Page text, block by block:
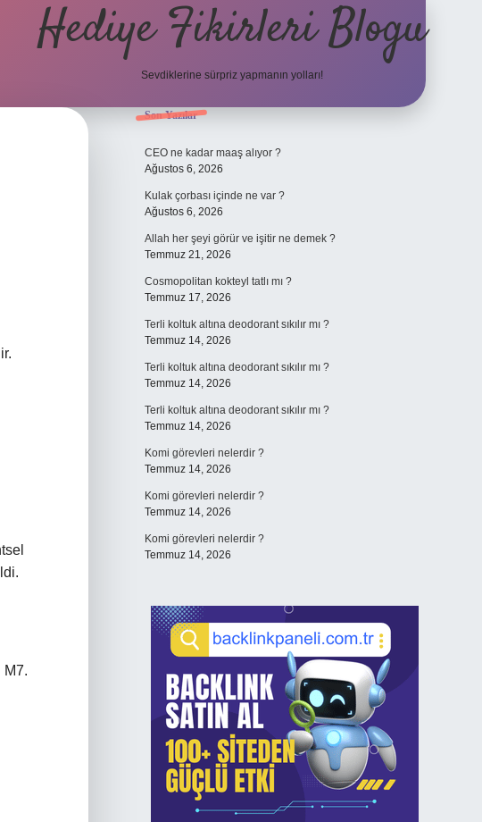
Hediye Fikirleri Blogu
Sevdiklerine sürpriz yapmanın yolları!
M7.
Sidebar
Son Yazılar
CEO ne kadar maaş alıyor ?
Ağustos 6, 2026
Kulak çorbası içinde ne var ?
Ağustos 6, 2026
Allah her şeyi görür ve işitir ne demek ?
Temmuz 21, 2026
Cosmopolitan kokteyl tatlı mı ?
Temmuz 17, 2026
Terli koltuk altına deodorant sıkılır mı ?
Temmuz 14, 2026
Terli koltuk altına deodorant sıkılır mı ?
Temmuz 14, 2026
Terli koltuk altına deodorant sıkılır mı ?
Temmuz 14, 2026
Komi görevleri nelerdir ?
Temmuz 14, 2026
Komi görevleri nelerdir ?
Temmuz 14, 2026
Komi görevleri nelerdir ?
Temmuz 14, 2026